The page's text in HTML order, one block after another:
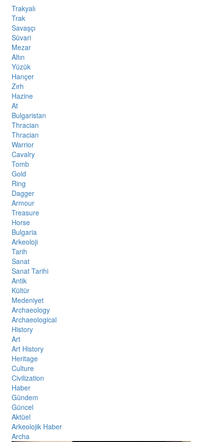
Trakyalı
Trak
Savaşçı
Süvari
Mezar
Altın
Yüzük
Hançer
Zırh
Hazine
At
Bulgaristan
Thracian
Thracian
Warrior
Cavalry
Tomb
Gold
Ring
Dagger
Armour
Treasure
Horse
Bulgaria
Arkeoloji
Tarih
Sanat
Sanat Tarihi
Antik
Kültür
Medeniyet
Archaeology
Archaeological
History
Art
Art History
Heritage
Culture
Civilization
Haber
Gündem
Güncel
Aktüel
Arkeolojik Haber
Archa